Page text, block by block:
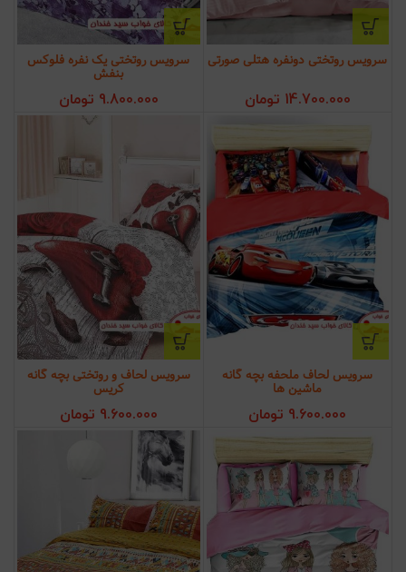
سرویس روتختی دونفره هتلی صورتی
14.700.000 تومان
سرویس روتختی یک نفره فلوکس
بنفش
9.800.000 تومان
سرویس لحاف ملحفه بچه گانه
ماشین ها
9.600.000 تومان
سرویس لحاف و روتختی بچه گانه
کریس
9.600.000 تومان